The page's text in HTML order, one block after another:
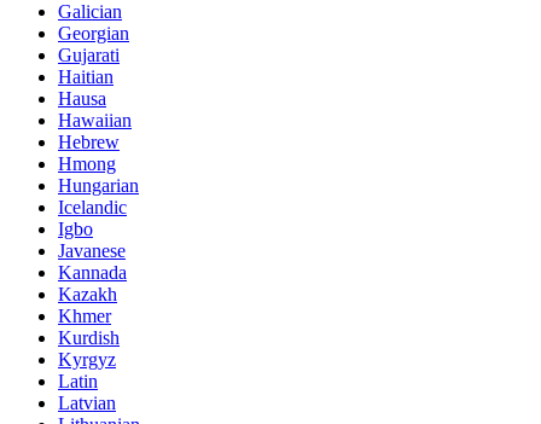
Galician
Georgian
Gujarati
Haitian
Hausa
Hawaiian
Hebrew
Hmong
Hungarian
Icelandic
Igbo
Javanese
Kannada
Kazakh
Khmer
Kurdish
Kyrgyz
Latin
Latvian